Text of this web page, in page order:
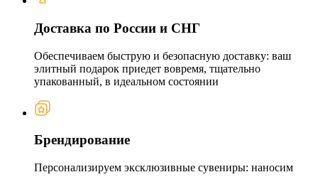
Доставка по России и СНГ
Обеспечиваем быструю и безопасную доставку: ваш
элитный подарок приедет вовремя, тщательно
упакованный, в идеальном состоянии
Брендирование
Персонализируем эксклюзивные сувениры: наносим